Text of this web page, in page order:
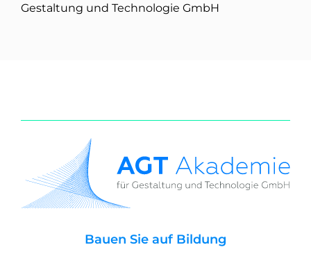
Gestaltung und Technologie GmbH
Bauen Sie auf Bildung